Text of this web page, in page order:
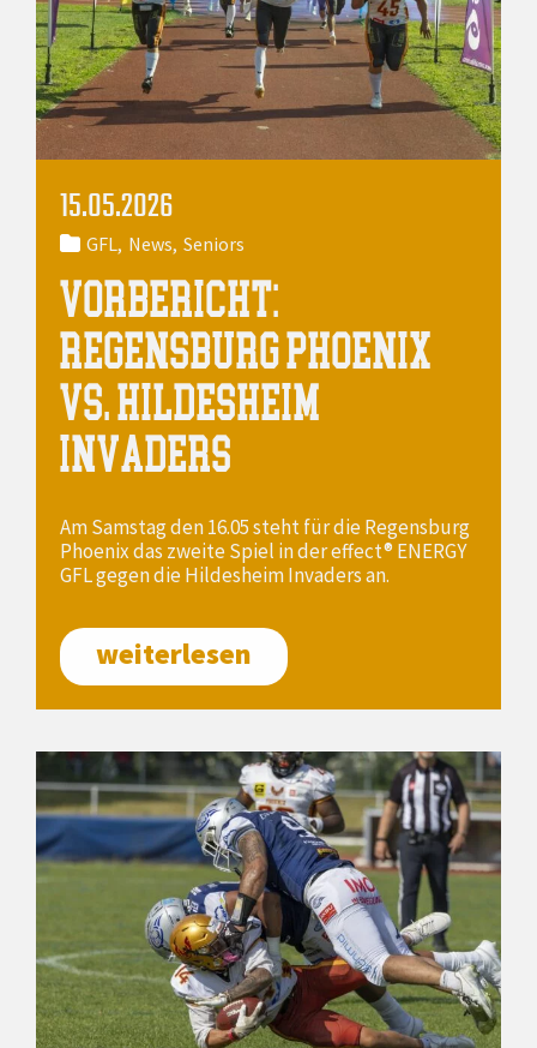
15.05.2026
GFL News Seniors
VORBERICHT:
REGENSBURG PHOENIX
VS. HILDESHEIM
INVADERS
Am Samstag den 16.05 steht für die Regensburg
Phoenix das zweite Spiel in der effect® ENERGY
GFL gegen die Hildesheim Invaders an.
weiterlesen